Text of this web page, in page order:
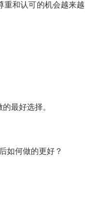
重和认可的机会越来越
最好选择。
如何做的更好？